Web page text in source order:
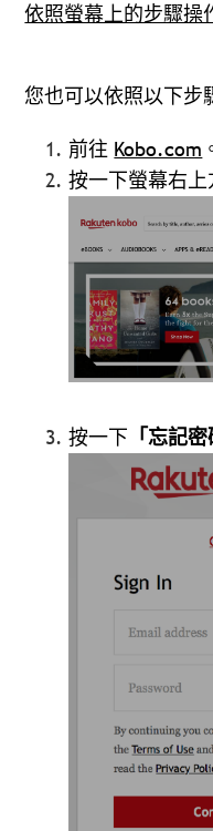
依照螢幕上的步驟操
您也可以依照以下步
前往 Kobo.com
按一下螢幕右上
按一下 「忘記密